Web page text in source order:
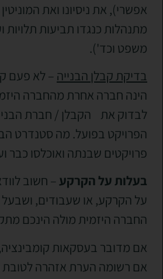
אפשרי), את ניסיונו ואת
מתנהלות כנגדו תביעות תלויות
משפט וכד').
בדיקת קבלן הבנייה – לא פעם
הינה חברה אחרת מהחברה
לבדוק את הקבלן / חברת
הפרויקט בפועל. מה סטנדרט
פרויקטים שבנתה ואוכלסו כבר
בעלות על הקרקע– חשוב
על הקרקע, או שעבודים,
החברה היזמית מולה הינכם
אם מדובר בעסקאות
אם רשומה הערת אזהרה